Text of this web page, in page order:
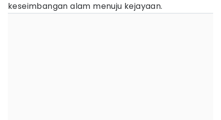
keseimbangan alam menuju kejayaan.